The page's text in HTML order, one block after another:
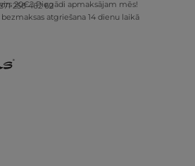
256 462 62
20€? Piegādi apmaksājam mēs!